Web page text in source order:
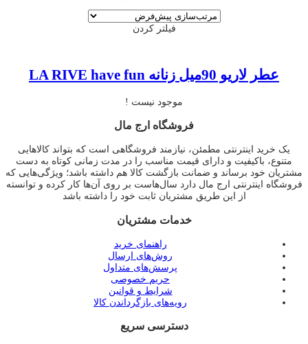
فیلتر کردن
عطر لاریو 90میل زنانه LA RIVE have fun
موجود نیست !
فروشگاه ارج مال
یک خرید اینترنتی مطمئن، نیازمند فروشگاهی است که بتواند کالاهایی
متنوع، باکیفیت و دارای قیمت مناسب را در مدت زمانی کوتاه به دست
مشتریان خود برساند و ضمانت بازگشت کالا هم داشته باشد؛ ویژگی‌هایی که
فروشگاه اینترنتی ارج مال دارد سال‌هاست بر روی آن‌ها کار کرده و توانسته
از این طریق مشتریان ثابت خود را داشته باشد
خدمات مشتریان
راهنمای خرید
روش‌های ارسال
پرسش‌های متداول
حریم خصوصی
شرایط و قوانین
رویه‌های بازگرداندن کالا
دسترسی سریع